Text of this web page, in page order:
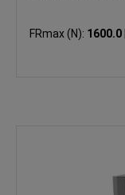
FRmax (N): 1600.0